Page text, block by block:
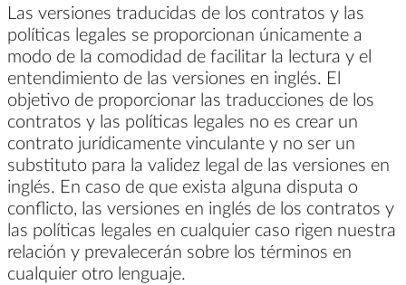
Las versiones traducidas de los contratos y las
políticas legales se proporcionan únicamente a
modo de la comodidad de facilitar la lectura y el
entendimiento de las versiones en inglés. El
objetivo de proporcionar las traducciones de los
contratos y las políticas legales no es crear un
contrato jurídicamente vinculante y no ser un
substituto para la validez legal de las versiones en
inglés. En caso de que exista alguna disputa o
conflicto, las versiones en inglés de los contratos y
las políticas legales en cualquier caso rigen nuestra
relación y prevalecerán sobre los términos en
cualquier otro lenguaje.